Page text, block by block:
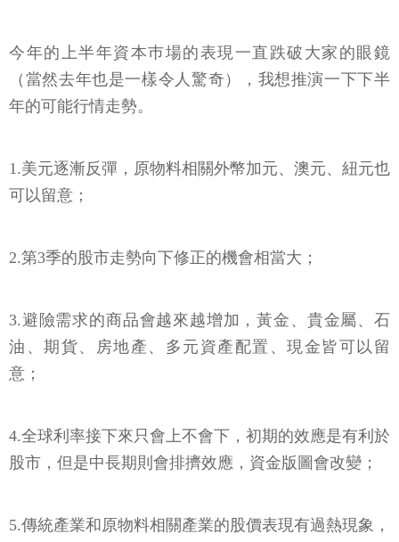
今年的上半年資本巿場的表現一直跌破大家的眼鏡
（當然去年也是一樣令人驚奇），我想推演一下下半
年的可能行情走勢。
1.美元逐漸反彈，原物料相關外幣加元、澳元、紐元也
可以留意；
2.第3季的股市走勢向下修正的機會相當大；
3.避險需求的商品會越來越增加，黃金、貴金屬、石
油、期貨、房地產、多元資產配置、現金皆可以留
意；
4.全球利率接下來只會上不會下，初期的效應是有利於
股市，但是中長期則會排擠效應，資金版圖會改變；
5.傳統產業和原物料相關產業的股價表現有過熱現象，